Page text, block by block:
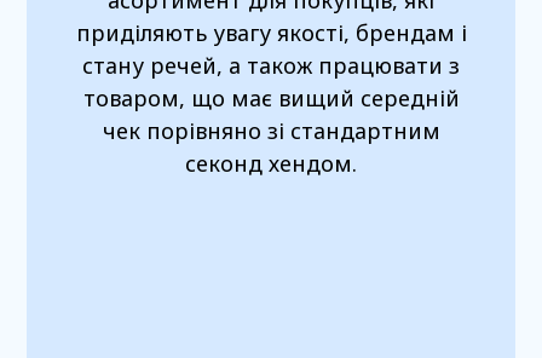
приділяють увагу якості, брендам і
стану речей, а також працювати з
товаром, що має вищий середній
чек порівняно зі стандартним
секонд хендом.